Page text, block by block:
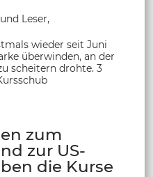
Leser,
wieder seit Juni
überwinden, an der
scheitern drohte. 3
zum
zur US-
die Kurse